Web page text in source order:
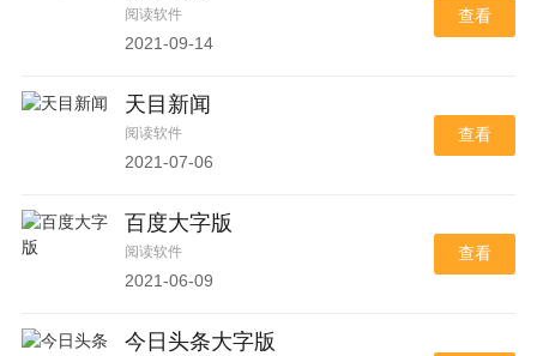
阅读软件
2021-09-14
查看
天目新闻
阅读软件
2021-07-06
查看
百度大字版
阅读软件
2021-06-09
查看
今日头条大字版